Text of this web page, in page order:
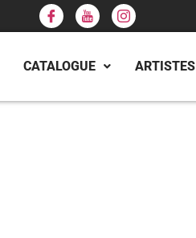
CATALOGUE ARTISTES